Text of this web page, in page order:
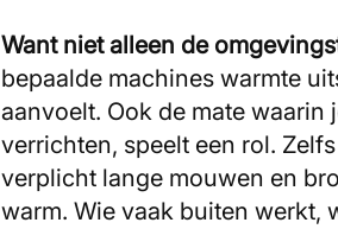
Want niet alleen de
bepaalde machines warmte
aanvoelt. Ook de mate waarin
verrichten, speelt een rol.
verplicht lange mouwen en
warm. Wie vaak buiten werkt,